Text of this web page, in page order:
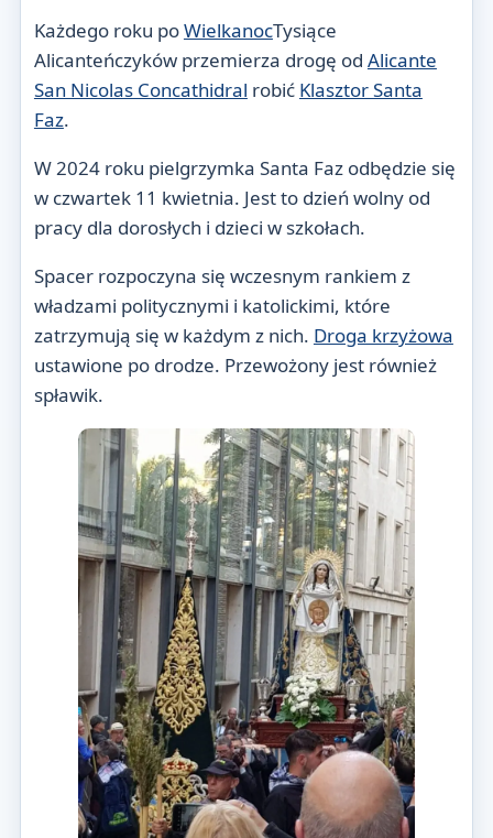
Każdego roku poWielkanocTysiące
Alicanteńczyków przemierza drogę od Alicante
San Nicolas Concathidral robić Klasztor Santa
Faz.
W 2024 roku pielgrzymka Santa Faz odbędzie się
w czwartek 11 kwietnia. Jest to dzień wolny od
pracy dla dorosłych i dzieci w szkołach.
Spacer rozpoczyna się wczesnym rankiem z
władzami politycznymi i katolickimi, które
zatrzymują się w każdym z nich. Droga krzyżowa
ustawione po drodze. Przewożony jest również
spławik.